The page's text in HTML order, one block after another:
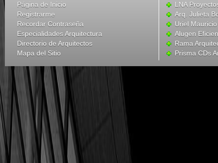
Página de Inicio
Registrarme
Recordar Contraseña
Especialidades Arquitectura
Directorio de Arquitectos
Mapa del Sitio
LNA
Arq. Julieta
Uriel
Alugen
Rama
Prisma CDs